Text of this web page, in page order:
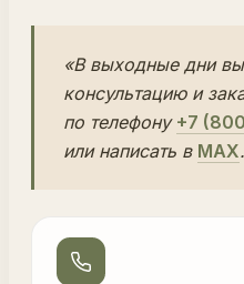
«В выходные дни
консультацию и
по телефону +7
или написать в MAX